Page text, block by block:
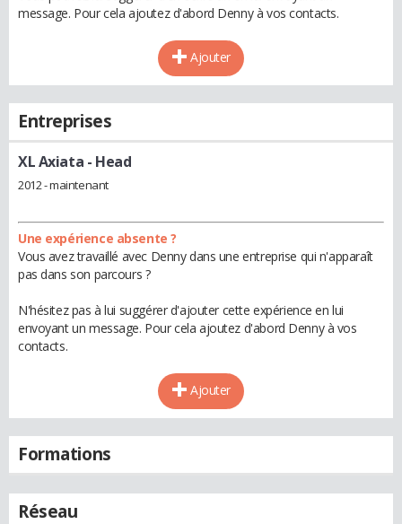
message. Pour cela ajoutez d'abord Denny à vos contacts.
Ajouter
Entreprises
XL Axiata - Head
2012 - maintenant
Une expérience absente ?
Vous avez travaillé avec Denny dans une entreprise qui n'apparaît
pas dans son parcours ?
N'hésitez pas à lui suggérer d'ajouter cette expérience en lui
envoyant un message. Pour cela ajoutez d'abord Denny à vos
contacts.
Ajouter
Formations
Réseau